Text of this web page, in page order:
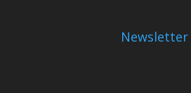
Newsletter